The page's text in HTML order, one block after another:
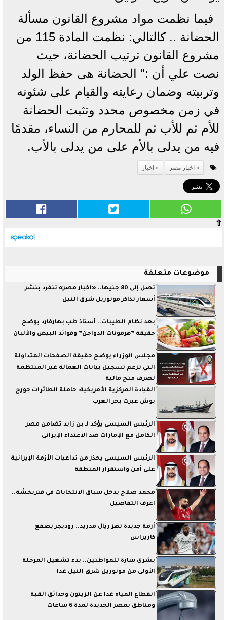
فيما نظمت مواد مشروع القانون مسألة
الحضانة .. كالتالي: نظمت المادة 115 من
مشروع القانون ترتيب الحضانة، حيث
نصت علي أن :" الحضانة هى حفظ الولد
وتربيته وضمان رعايته والقيام على شئونه
في زمن مخصوص محدد وتثبت الحضانة
للأم ثم للأب ثم للمحارم من النساء، مقدمًا
فيه من يدلى بالأم على من يدلى بالأب.
اخبار مصر اخيار
⇧
موضوعات متعلقة
تصل إلى 80 جنيها.. «اخبار مصر» تنفرد بنشر
أسعار تذاكر مونوريل شرق النيل
بعد نظام الطيبات.. أستاذ طب بهارفارد يوضح
حقيقة ”هرمونات الدواجن” وفوائد البيض والألبان
مجلس الوزراء يوضح حقيقة الصفحات المتداولة
التي تزعم تسجيل بيانات العمالة غير المنتظمة
لصرف منح مالية
القيادة المركزية الأمريكية: حاملة الطائرات جورج
بوش عبرت بحر العرب
الرئيس السيسى يؤكد لـ بن زايد تضامن مصر
الكامل مع الإمارات ضد الاعتداء الإيرانى
الرئيس السيسى يحذر من تداعيات الأزمة الإيرانية
على أمن واستقرار المنطقة
محمد صلاح يدخل سباق الانتخابات في فنربخشة..
اعرف التفاصيل
أزمة جديدة تهز ريال مدريد.. روديجر يصفع
كاريراس
بشرى سارة للمواطنين.. بدء تشغيل المرحلة
الأولى من مونوريل شرق النيل غدا
انقطاع المياه غدا عن الزيتون وحدائق القبة
ومناطق بمصر الجديدة لمدة 6 ساعات